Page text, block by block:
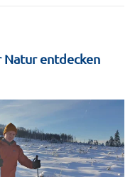
Natur entdecken